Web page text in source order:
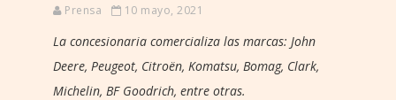
Prensa 10 mayo, 2021
La concesionaria comercializa las marcas: John
Deere, Peugeot, Citroën, Komatsu, Bomag, Clark,
Michelin, BF Goodrich, entre otras.